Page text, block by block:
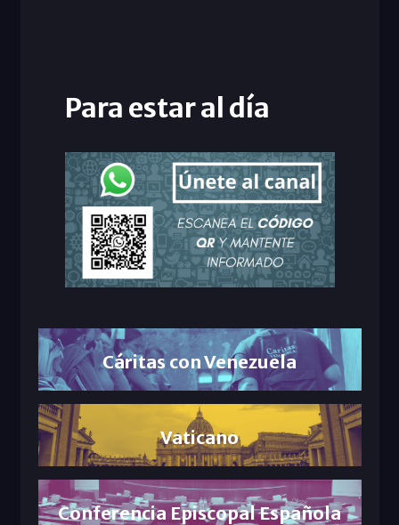
Para estar al día
Cáritas con Venezuela
Vaticano
Conferencia Episcopal Española